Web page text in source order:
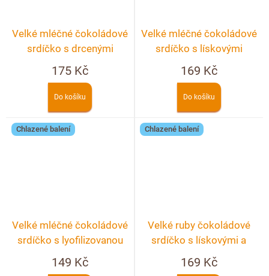
Velké mléčné čokoládové
srdíčko s drcenými
lyofilizovanými malinami a
ostružinami
175 Kč
Do košíku
Velké mléčné čokoládové
srdíčko s lískovými
ořechy
169 Kč
Do košíku
Chlazené balení
Velké mléčné čokoládové
srdíčko s lyofilizovanou
jahodou a malinou
149 Kč
Chlazené balení
Velké ruby čokoládové
srdíčko s lískovými a
pistáciovými ořechy
169 Kč